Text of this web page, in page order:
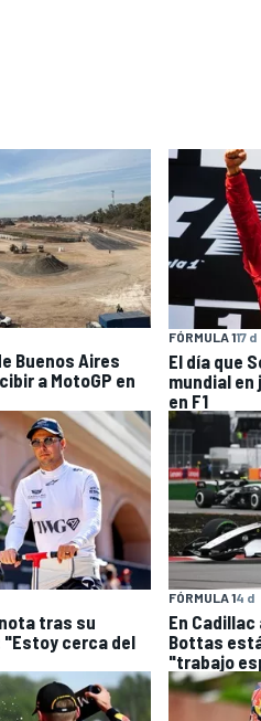
Buenos Aires
a MotoGP en
FÓRMULA 117 d
El día que
mundial en
en F1
tras su
"Estoy cerca del
FÓRMULA 14 d
En
Bottas
"trabajo